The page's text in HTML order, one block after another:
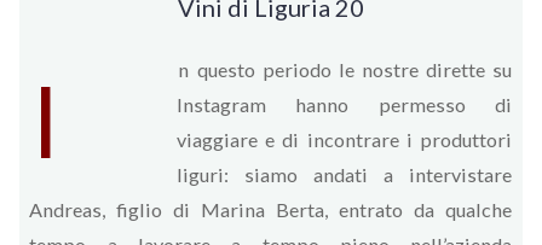
Vini di Liguria 20
I
n questo periodo le nostre dirette su
Instagram hanno permesso di
viaggiare e di incontrare i produttori
liguri: siamo andati a intervistare
Andreas, figlio di Marina Berta, entrato da qualche